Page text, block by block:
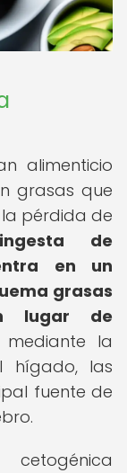
alimenticio
grasas que
pérdida de
de
en un
grasas
lugar de
la
hígado, las
fuente de